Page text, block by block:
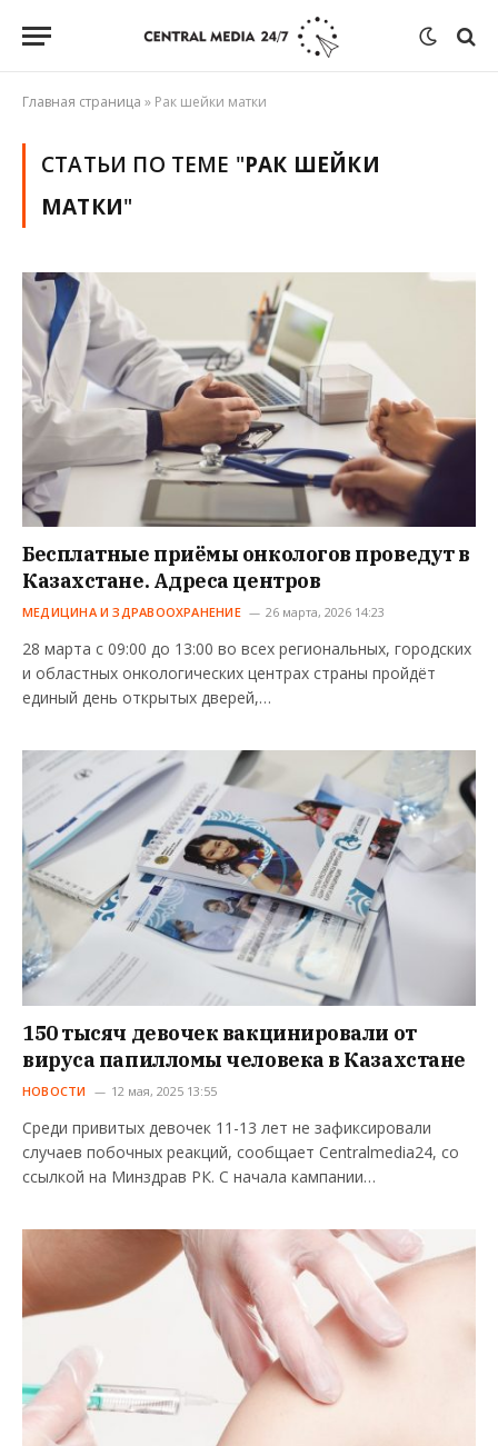
Главная страница » Рак шейки матки
СТАТЬИ ПО ТЕМЕ "РАК ШЕЙКИ
МАТКИ"
Бесплатные приёмы онкологов проведут в
Казахстане. Адреса центров
МЕДИЦИНА И ЗДРАВООХРАНЕНИЕ 26 марта, 2026 14:23
28 марта с 09:00 до 13:00 во всех региональных, городских
и областных онкологических центрах страны пройдёт
единый день открытых дверей,…
150 тысяч девочек вакцинировали от
вируса папилломы человека в Казахстане
НОВОСТИ 12 мая, 2025 13:55
Среди привитых девочек 11-13 лет не зафиксировали
случаев побочных реакций, сообщает Сentralmedia24, со
ссылкой на Минздрав РК. С начала кампании…